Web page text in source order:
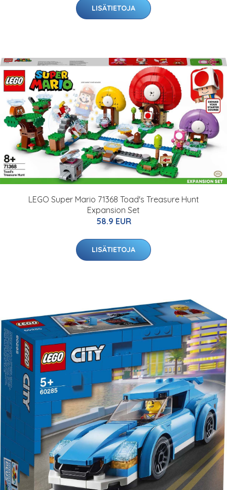
LISÄTIETOJA
LEGO Super Mario 71368 Toad's Treasure Hunt
Expansion Set
58.9 EUR
LISÄTIETOJA